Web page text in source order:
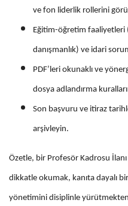
ve fon liderlik rollerini
Eğitim-öğretim faaliyetleri
danışmanlık) ve idari
PDF’leri okunaklı ve
dosya adlandırma
Son başvuru ve itiraz
arşivleyin.
Özetle, bir Profesör Kadrosu İlanı
dikkatle okumak, kanıta dayalı
yönetimini disiplinle yürütmekten